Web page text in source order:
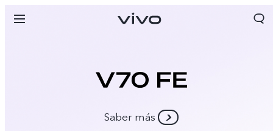
Saber más